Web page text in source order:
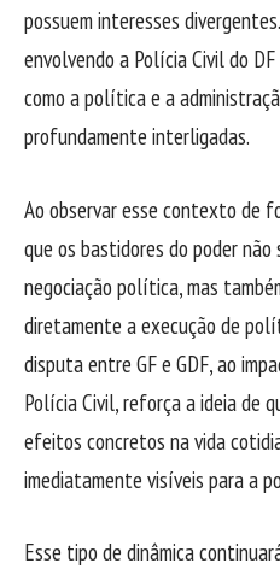
possuem interesses
envolvendo a Polícia Civil do
como a política e a
profundamente interligadas.
Ao observar esse contexto de
que os bastidores do poder não
negociação política, mas
diretamente a execução de
disputa entre GF e GDF, ao
Polícia Civil, reforça a ideia de
efeitos concretos na vida
imediatamente visíveis para a
Esse tipo de dinâmica